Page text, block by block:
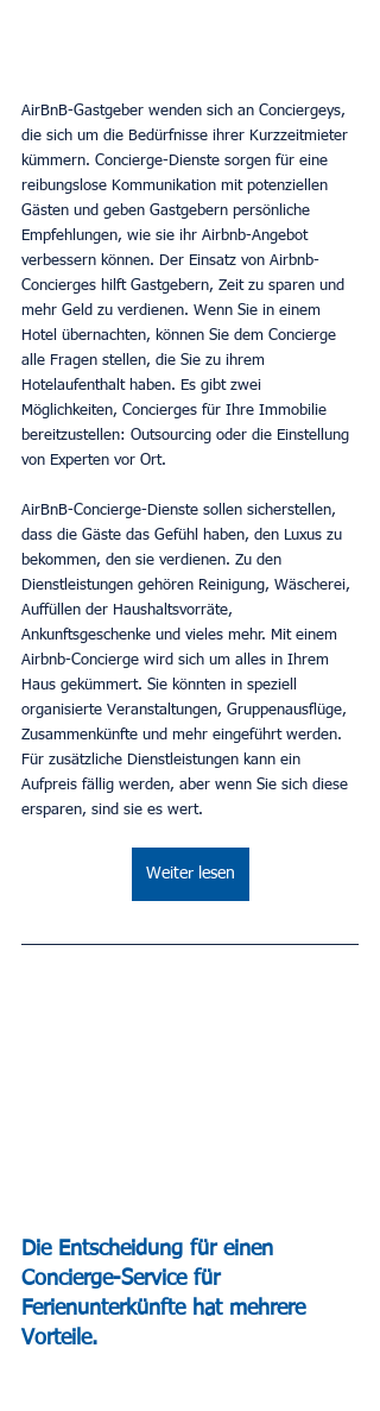
AirBnB-Gastgeber wenden sich an Conciergeys,
die sich um die Bedürfnisse ihrer Kurzzeitmieter
kümmern. Concierge-Dienste sorgen für eine
reibungslose Kommunikation mit potenziellen
Gästen und geben Gastgebern persönliche
Empfehlungen, wie sie ihr Airbnb-Angebot
verbessern können. Der Einsatz von Airbnb-
Concierges hilft Gastgebern, Zeit zu sparen und
mehr Geld zu verdienen. Wenn Sie in einem
Hotel übernachten, können Sie dem Concierge
alle Fragen stellen, die Sie zu ihrem
Hotelaufenthalt haben. Es gibt zwei
Möglichkeiten, Concierges für Ihre Immobilie
bereitzustellen: Outsourcing oder die Einstellung
von Experten vor Ort.
AirBnB-Concierge-Dienste sollen sicherstellen,
dass die Gäste das Gefühl haben, den Luxus zu
bekommen, den sie verdienen. Zu den
Dienstleistungen gehören Reinigung, Wäscherei,
Auffüllen der Haushaltsvorräte,
Ankunftsgeschenke und vieles mehr. Mit einem
Airbnb-Concierge wird sich um alles in Ihrem
Haus gekümmert. Sie könnten in speziell
organisierte Veranstaltungen, Gruppenausflüge,
Zusammenkünfte und mehr eingeführt werden.
Für zusätzliche Dienstleistungen kann ein
Aufpreis fällig werden, aber wenn Sie sich diese
ersparen, sind sie es wert.
Weiter lesen
Die Entscheidung für einen
Concierge-Service für
Ferienunterkünfte hat mehrere
Vorteile.